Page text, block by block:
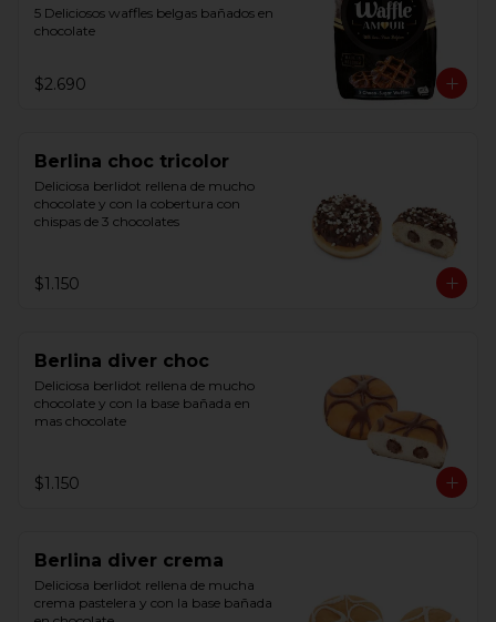
5 Deliciosos waffles belgas bañados en
chocolate
$2.690
Berlina choc tricolor
Deliciosa berlidot rellena de mucho
chocolate y con la cobertura con
chispas de 3 chocolates
$1.150
Berlina diver choc
Deliciosa berlidot rellena de mucho
chocolate y con la base bañada en
mas chocolate
$1.150
Berlina diver crema
Deliciosa berlidot rellena de mucha
crema pastelera y con la base bañada